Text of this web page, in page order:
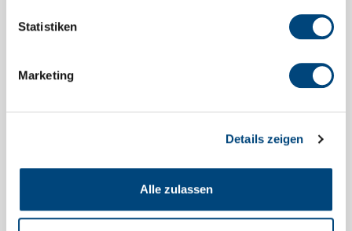
Statistiken
Marketing
Details zeigen
Alle zulassen
Ortsrecht